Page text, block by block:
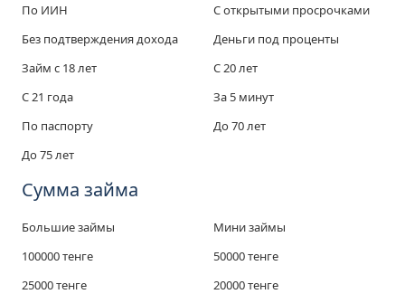
По ИИН
С открытыми просрочками
Без подтверждения дохода
Деньги под проценты
Займ с 18 лет
C 20 лет
C 21 года
За 5 минут
По паспорту
До 70 лет
До 75 лет
Сумма займа
Большие займы
Мини займы
100000 тенге
50000 тенге
25000 тенге
20000 тенге